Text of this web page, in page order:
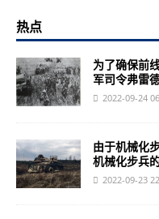
热点
为了确保前
军司令弗雷
2022-09-24
由于机械化
机械化步兵
2022-09-23